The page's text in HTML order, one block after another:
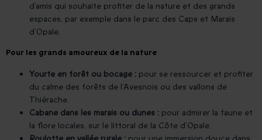
d’amis qui souhaite profiter de la nature et des grands
espaces, par exemple dans le parc des Caps et Marais
d’Opale.
Pour les grands amoureux de la nature
Yourte en forêt ou bocage : pour se ressourcer et profiter
du calme des forêts de l’Avesnois ou des vallons de
Thiérache.
Cabane dans les marais ou dunes : pour admirer la faune et
la flore locales, sur le littoral de la Côte d’Opale.